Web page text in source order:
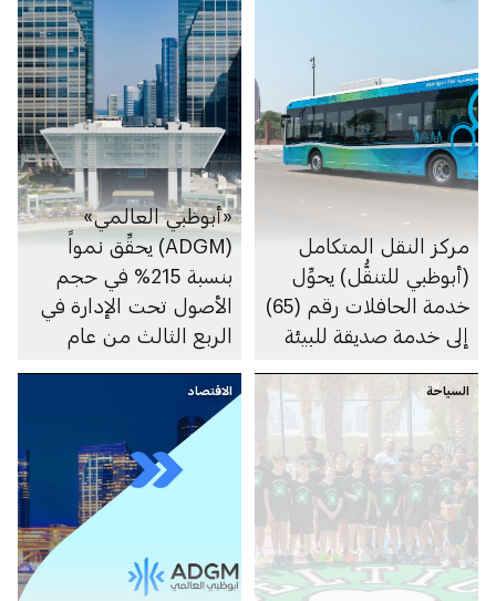
مركز النقل المتكامل
(أبوظبي للتنقُّل) يحوِّل
خدمة الحافلات رقم (65)
إلى خدمة صديقة للبيئة
«أبوظبي العالمي»
(ADGM) يحقِّق نمواً
بنسبة 215% في حجم
الأصول تحت الإدارة في
الربع الثالث من عام
السياحة الاقتصاد